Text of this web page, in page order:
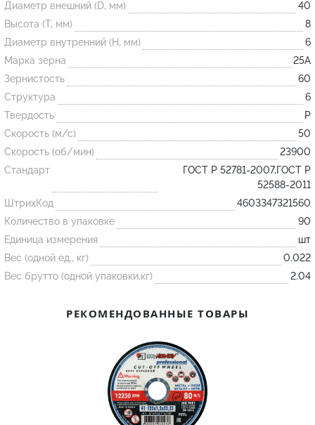
Огнеупорные
изделия
Скачать каталог
Тигель
Муфель
Черпак
Шербер
Трубка
Стержень
Пробка
Подставка
Лодочка
Ковш разливочный
Огнеупорная SiC смесь
Диаметр внешний (D, мм)
40
Высота (T, мм)
8
Диаметр внутренний (H, мм)
6
Марка зерна
25А
Зернистость
60
Структура
6
Твердость
P
Скорость (м/с)
50
Скорость (об/мин)
23900
Стандарт
ГОСТ Р 52781-2007,ГОСТ Р
52588-2011
ШтрихКод
4603347321560
Количество в упаковке
90
Единица измерения
шт
Вес (одной ед., кг)
0.022
Вес брутто (одной упаковки,кг)
2.04
РЕКОМЕНДОВАННЫЕ ТОВАРЫ